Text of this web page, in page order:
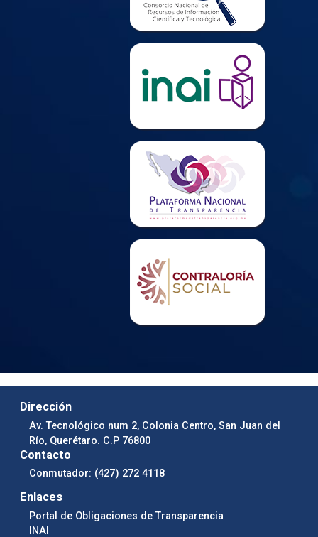
Dirección
Av. Tecnológico num 2, Colonia Centro, San Juan del
Río, Querétaro. C.P 76800
Contacto
Conmutador: (427) 272 4118
Enlaces
Portal de Obligaciones de Transparencia
INAI